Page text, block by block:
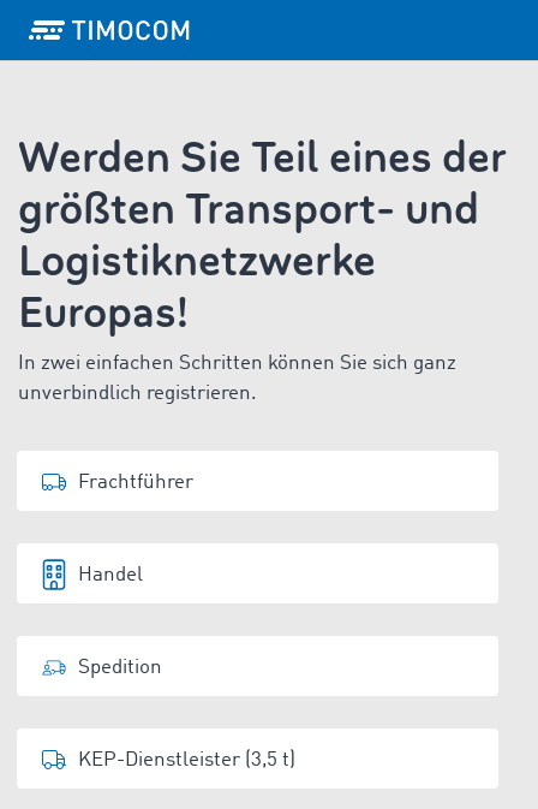
Werden Sie Teil eines der
größten Transport- und
Logistiknetzwerke
Europas!
In zwei einfachen Schritten können Sie sich ganz
unverbindlich registrieren.
Frachtführer
Handel
Spedition
KEP-Dienstleister (3,5 t)